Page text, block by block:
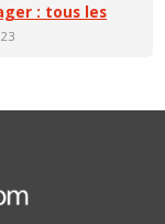
: tous les